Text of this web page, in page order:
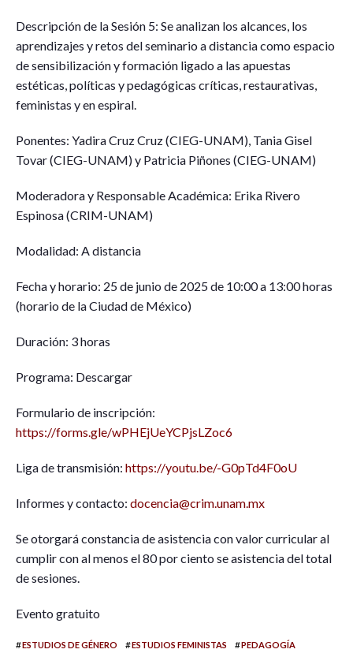
Descripción de la Sesión 5: Se analizan los alcances, los
aprendizajes y retos del seminario a distancia como espacio
de sensibilización y formación ligado a las apuestas
estéticas, políticas y pedagógicas críticas, restaurativas,
feministas y en espiral.
Ponentes: Yadira Cruz Cruz (CIEG-UNAM), Tania Gisel
Tovar (CIEG-UNAM) y Patricia Piñones (CIEG-UNAM)
Moderadora y Responsable Académica: Erika Rivero
Espinosa (CRIM-UNAM)
Modalidad: A distancia
Fecha y horario: 25 de junio de 2025 de 10:00 a 13:00 horas
(horario de la Ciudad de México)
Duración: 3 horas
Programa: Descargar
Formulario de inscripción:
https://forms.gle/wPHEjUeYCPjsLZoc6
Liga de transmisión: https://youtu.be/-G0pTd4F0oU
Informes y contacto: docencia@crim.unam.mx
Se otorgará constancia de asistencia con valor curricular al
cumplir con al menos el 80 por ciento se asistencia del total
de sesiones.
Evento gratuito
#ESTUDIOS DE GÉNERO #ESTUDIOS FEMINISTAS #PEDAGOGÍA